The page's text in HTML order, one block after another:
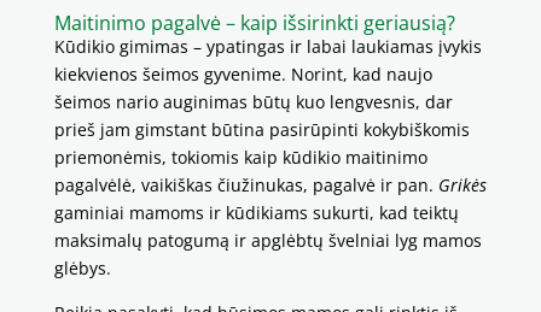
Maitinimo pagalvė – kaip išsirinkti geriausią?
Kūdikio gimimas – ypatingas ir labai laukiamas įvykis
kiekvienos šeimos gyvenime. Norint, kad naujo
šeimos nario auginimas būtų kuo lengvesnis, dar
prieš jam gimstant būtina pasirūpinti kokybiškomis
priemonėmis, tokiomis kaip kūdikio maitinimo
pagalvėlė, vaikiškas čiužinukas, pagalvė ir pan. Grikės
gaminiai mamoms ir kūdikiams sukurti, kad teiktų
maksimalų patogumą ir apglėbtų švelniai lyg mamos
glėbys.